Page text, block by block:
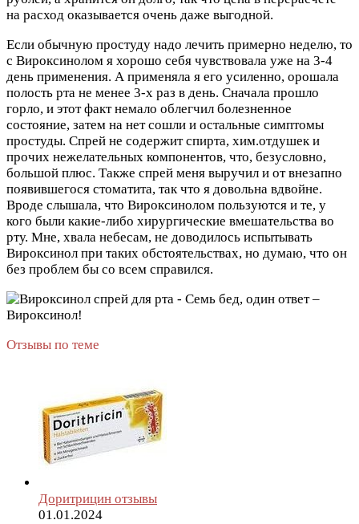
на расход оказывается очень даже выгодной.
Если обычную простуду надо лечить примерно неделю, то
с Вироксинолом я хорошо себя чувствовала уже на 3-4
день применения. А применяла я его усиленно, орошала
полость рта не менее 3-х раз в день. Сначала прошло
горло, и этот факт немало облегчил болезненное
состояние, затем на нет сошли и остальные симптомы
простуды. Спрей не содержит спирта, хим.отдушек и
прочих нежелательных компонентов, что, безусловно,
большой плюс. Также спрей меня выручил и от внезапно
появившегося стоматита, так что я довольна вдвойне.
Вроде слышала, что Вироксинолом пользуются и те, у
кого были какие-либо хирургические вмешательства во
рту. Мне, хвала небесам, не доводилось испытывать
Вироксинол при таких обстоятельствах, но думаю, что он
без проблем бы со всем справился.
Отзывы по теме
Доритрицин отзывы
01.01.2024